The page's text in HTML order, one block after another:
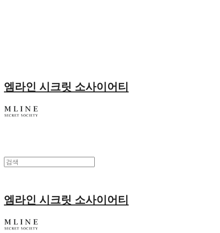
엠라인 시크릿 소사이어티
엠라인 시크릿 소사이어티